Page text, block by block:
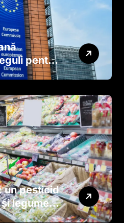
pentru
un pesticid
legume